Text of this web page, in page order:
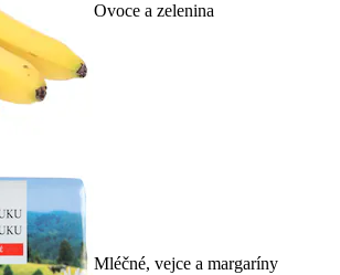
Ovoce a zelenina
Mléčné, vejce a margaríny